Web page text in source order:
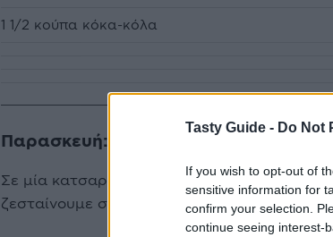
Tasty Guide - Do Not
If you wish to opt-out of
sensitive information for
confirm your selection.
continue seeing interest-
1 1/2 κούπα κόκα-κόλα
Παρασκευή:
Σε μία κατσαρόλα τοποθετούμε το νερό, τη
ζεσταίνουμε σε μέτρια φωτιά μέχρι το